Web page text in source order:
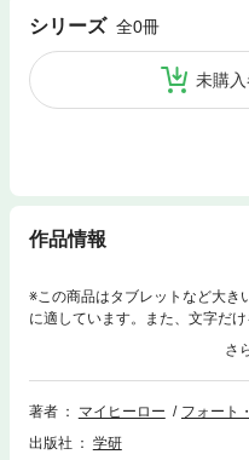
シリーズ 全0冊
未購
作品情報
※この商品はタブレットなど大き
に適しています。また、文字だ
ト、検索、辞書の参照、引用な
ール、届いた鈴木隆行のつま先
ランスワールドカップから2010
表全14試合を圧倒的な写真点数
当時の臨場感そのままに、あの
著者 マイヒーロー
フォート
出版社
学研